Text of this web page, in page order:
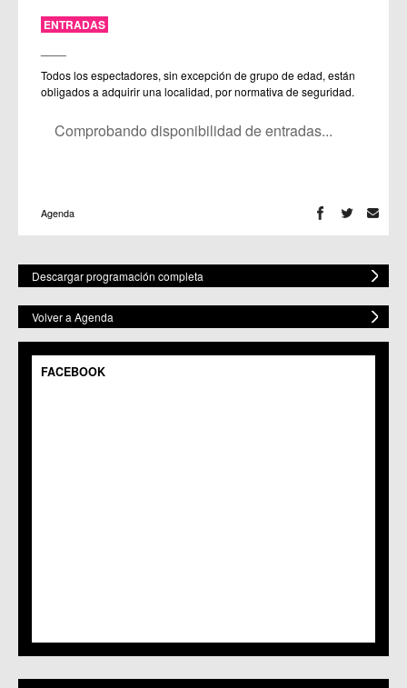
ENTRADAS
Todos los espectadores, sin excepción de grupo de edad, están
obligados a adquirir una localidad, por normativa de seguridad.
Comprobando disponibilidad de entradas...
Agenda
Descargar programación completa
Volver a Agenda
FACEBOOK